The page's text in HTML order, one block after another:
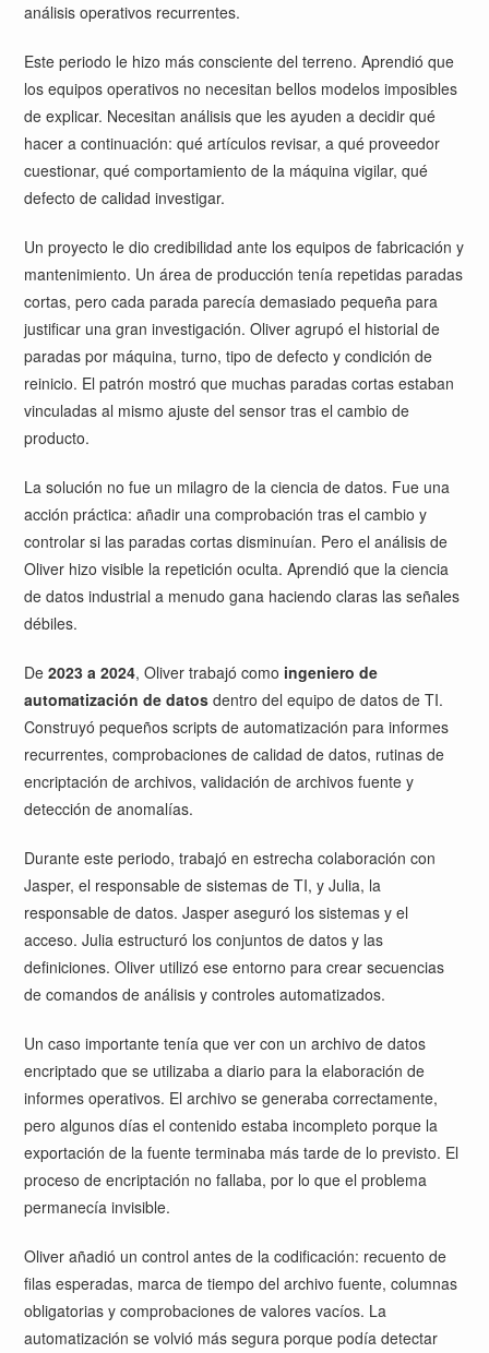
análisis operativos recurrentes.
Este periodo le hizo más consciente del terreno. Aprendió que
los equipos operativos no necesitan bellos modelos imposibles
de explicar. Necesitan análisis que les ayuden a decidir qué
hacer a continuación: qué artículos revisar, a qué proveedor
cuestionar, qué comportamiento de la máquina vigilar, qué
defecto de calidad investigar.
Un proyecto le dio credibilidad ante los equipos de fabricación y
mantenimiento. Un área de producción tenía repetidas paradas
cortas, pero cada parada parecía demasiado pequeña para
justificar una gran investigación. Oliver agrupó el historial de
paradas por máquina, turno, tipo de defecto y condición de
reinicio. El patrón mostró que muchas paradas cortas estaban
vinculadas al mismo ajuste del sensor tras el cambio de
producto.
La solución no fue un milagro de la ciencia de datos. Fue una
acción práctica: añadir una comprobación tras el cambio y
controlar si las paradas cortas disminuían. Pero el análisis de
Oliver hizo visible la repetición oculta. Aprendió que la ciencia
de datos industrial a menudo gana haciendo claras las señales
débiles.
De2023 a 2024, Oliver trabajó como ingeniero de
automatización de datos dentro del equipo de datos de TI.
Construyó pequeños scripts de automatización para informes
recurrentes, comprobaciones de calidad de datos, rutinas de
encriptación de archivos, validación de archivos fuente y
detección de anomalías.
Durante este periodo, trabajó en estrecha colaboración con
Jasper, el responsable de sistemas de TI, y Julia, la
responsable de datos. Jasper aseguró los sistemas y el
acceso. Julia estructuró los conjuntos de datos y las
definiciones. Oliver utilizó ese entorno para crear secuencias
de comandos de análisis y controles automatizados.
Un caso importante tenía que ver con un archivo de datos
encriptado que se utilizaba a diario para la elaboración de
informes operativos. El archivo se generaba correctamente,
pero algunos días el contenido estaba incompleto porque la
exportación de la fuente terminaba más tarde de lo previsto. El
proceso de encriptación no fallaba, por lo que el problema
permanecía invisible.
Oliver añadió un control antes de la codificación: recuento de
filas esperadas, marca de tiempo del archivo fuente, columnas
obligatorias y comprobaciones de valores vacíos. La
automatización se volvió más segura porque podía detectar